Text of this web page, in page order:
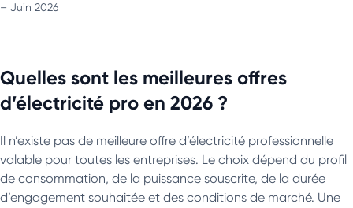
– Juin 2026
Quelles sont les meilleures offres
d’électricité pro en 2026 ?
Il n’existe pas de meilleure offre d’électricité professionnelle
valable pour toutes les entreprises. Le choix dépend du profil
de consommation, de la puissance souscrite, de la durée
d’engagement souhaitée et des conditions de marché. Une